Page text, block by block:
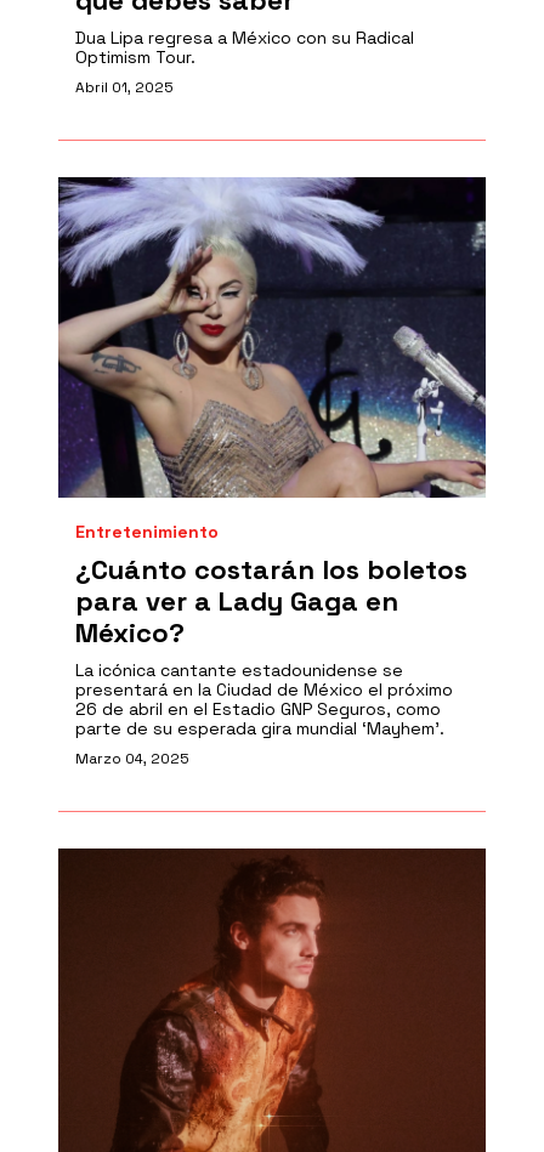
Dua Lipa regresa a México con su Radical
Optimism Tour.
Abril 01, 2025
Entretenimiento
¿Cuánto costarán los boletos
para ver a Lady Gaga en
México?
La icónica cantante estadounidense se
presentará en la Ciudad de México el próximo
26 de abril en el Estadio GNP Seguros, como
parte de su esperada gira mundial ‘Mayhem’.
Marzo 04, 2025